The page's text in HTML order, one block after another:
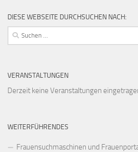
DIESE WEBSEITE DURCHSUCHEN NACH:
Suchen
nach:
VERANSTALTUNGEN
Derzeit keine Veranstaltungen
WEITERFÜHRENDES
Frauensuchmaschinen und